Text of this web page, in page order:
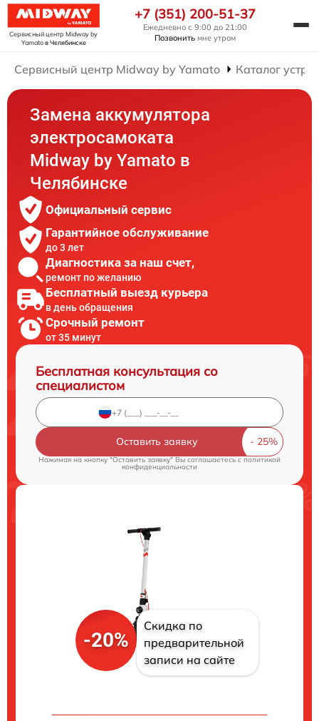
Сервисный центр Midway by
Yamatoв Челябинске
+7 (351) 200-51-37
Ежедневно с 9:00 до 21:00
Позвонить мне утром
Сервисный центр Midway by Yamato Каталог
Замена аккумулятора
электросамоката
Midway by Yamato в
Челябинске
Официальный сервис
Гарантийное обслуживание
до 3 лет
Диагностика за наш счет,
ремонт по желанию
Бесплатный выезд курьера
в день обращения
Срочный ремонт
от 35 минут
Бесплатная консультация со
специалистом
Оставить заявку
Нажимая на кнопку "Оставить заявку" Вы соглашаетесь c политикой
конфиденциальности
-20%
Скидка по
предварительной
записи на сайте